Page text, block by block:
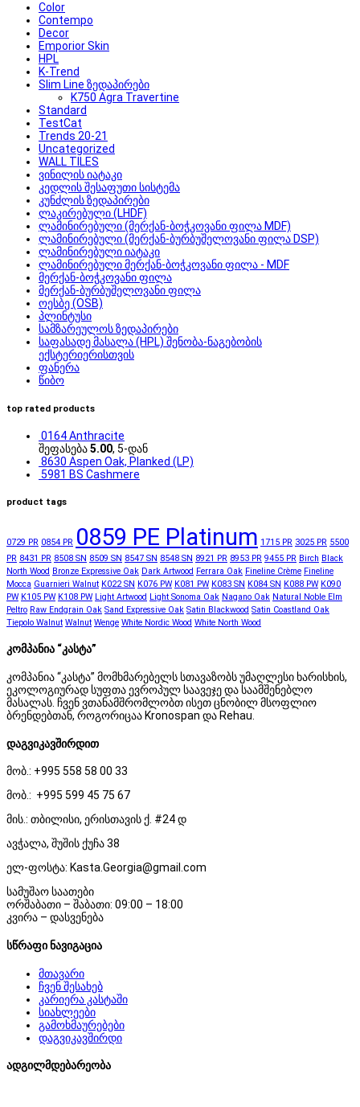
Color
Contempo
Decor
Emporior Skin
HPL
K-Trend
Slim Line ზედაპირები
K750 Agra Travertine
Standard
TestCat
Trends 20-21
Uncategorized
WALL TILES
ვინილის იატაკი
კედლის შესაფუთი სისტემა
კუნძლის ზედაპირები
ლაკირებული (LHDF)
ლამინირებული (მერქან-ბოჭკოვანი ფილა MDF)
ლამინირებული (მერქან-ბურბუშელოვანი ფილა DSP)
ლამინირებული იატაკი
ლამინირებული მერქან-ბოჭკოვანი ფილა - MDF
მერქან-ბოჭკოვანი ფილა
მერქან-ბურბუშელოვანი ფილა
ოესბე (OSB)
პლინტუსი
სამზარეულოს ზედაპირები
საფასადე მასალა (HPL) შენობა-ნაგებობის
ექსტერიერისთვის
ფანერა
წიბო
top rated products
0164 Anthracite
შეფასება5.00, 5-დან
8630 Aspen Oak, Planked (LP)
5981 BS Cashmere
product tags
0729 PR 0854 PR 0859 PE Platinum 1715 PR 3025 PR 5500
PR 8431 PR 8508 SN 8509 SN 8547 SN 8548 SN 8921 PR 8953 PR 9455 PR Birch Black
North Wood Bronze Expressive Oak Dark Artwood Ferrara Oak Fineline Crème Fineline
Mocca Guarnieri Walnut K022 SN K076 PW K081 PW K083 SN K084 SN K088 PW K090
PW K105 PW K108 PW Light Artwood Light Sonoma Oak Nagano Oak Natural Noble Elm
Peltro Raw Endgrain Oak Sand Expressive Oak Satin Blackwood Satin Coastland Oak
Tiepolo Walnut Walnut Wenge White Nordic Wood White North Wood
კომპანია “კასტა”
კომპანია “კასტა” მომხმარებელს სთავაზობს უმაღლესი ხარისხის,
ეკოლოგიურად სუფთა ევროპულ საავეჯე და საამშენებლო
მასალას. ჩვენ ვთანამშრომლობთ ისეთ ცნობილ მსოფლიო
ბრენდებთან, როგორიცაა Kronospan და Rehau.
დაგვიკავშირდით
მობ.: +995 558 58 00 33
მობ.: +995 599 45 75 67
მის.: თბილისი, ერისთავის ქ. #24 დ
ავჭალა, შუშის ქუჩა 38
ელ-ფოსტა: Kasta.Georgia@gmail.com
სამუშაო საათები
ორშაბათი – შაბათი: 09:00 – 18:00
კვირა – დასვენება
სწრაფი ნავიგაცია
მთავარი
ჩვენ შესახებ
კარიერა კასტაში
სიახლეები
გამოხმაურებები
დაგვიკავშირდი
ადგილმდებარეობა